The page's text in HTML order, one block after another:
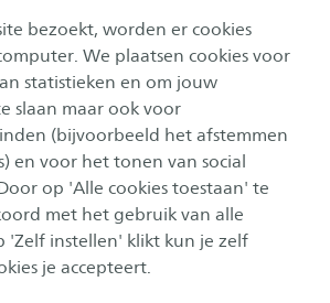
bezoekt, worden er cookies
We plaatsen cookies voor
statistieken en om jouw
slaan maar ook voor
(bijvoorbeeld het afstemmen
en voor het tonen van social
op 'Alle cookies toestaan' te
met het gebruik van alle
'Zelf instellen' klikt kun je zelf
je accepteert.
ICT klaar voor de